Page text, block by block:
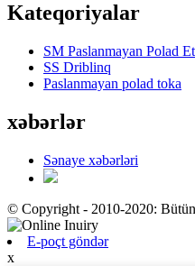
Kateqoriyalar
SM Paslanmayan Polad
SS Driblinq
Paslanmayan polad toka
xəbərlər
Sənaye xəbərləri
© Copyright - 2010-2020:
E-poçt göndər
x